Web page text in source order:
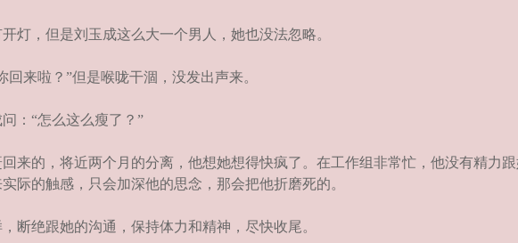
灯，但是刘玉成这么大一个男人，她也没法忽略。
来啦？”但是喉咙干涸，没发出声来。
：“怎么这么瘦了？”
来的，将近两个月的分离，他想她想得快疯了。在工作组非常忙，他没有精力
际的触感，只会加深他的思念，那会把他折磨死的。
断绝跟她的沟通，保持体力和精神，尽快收尾。